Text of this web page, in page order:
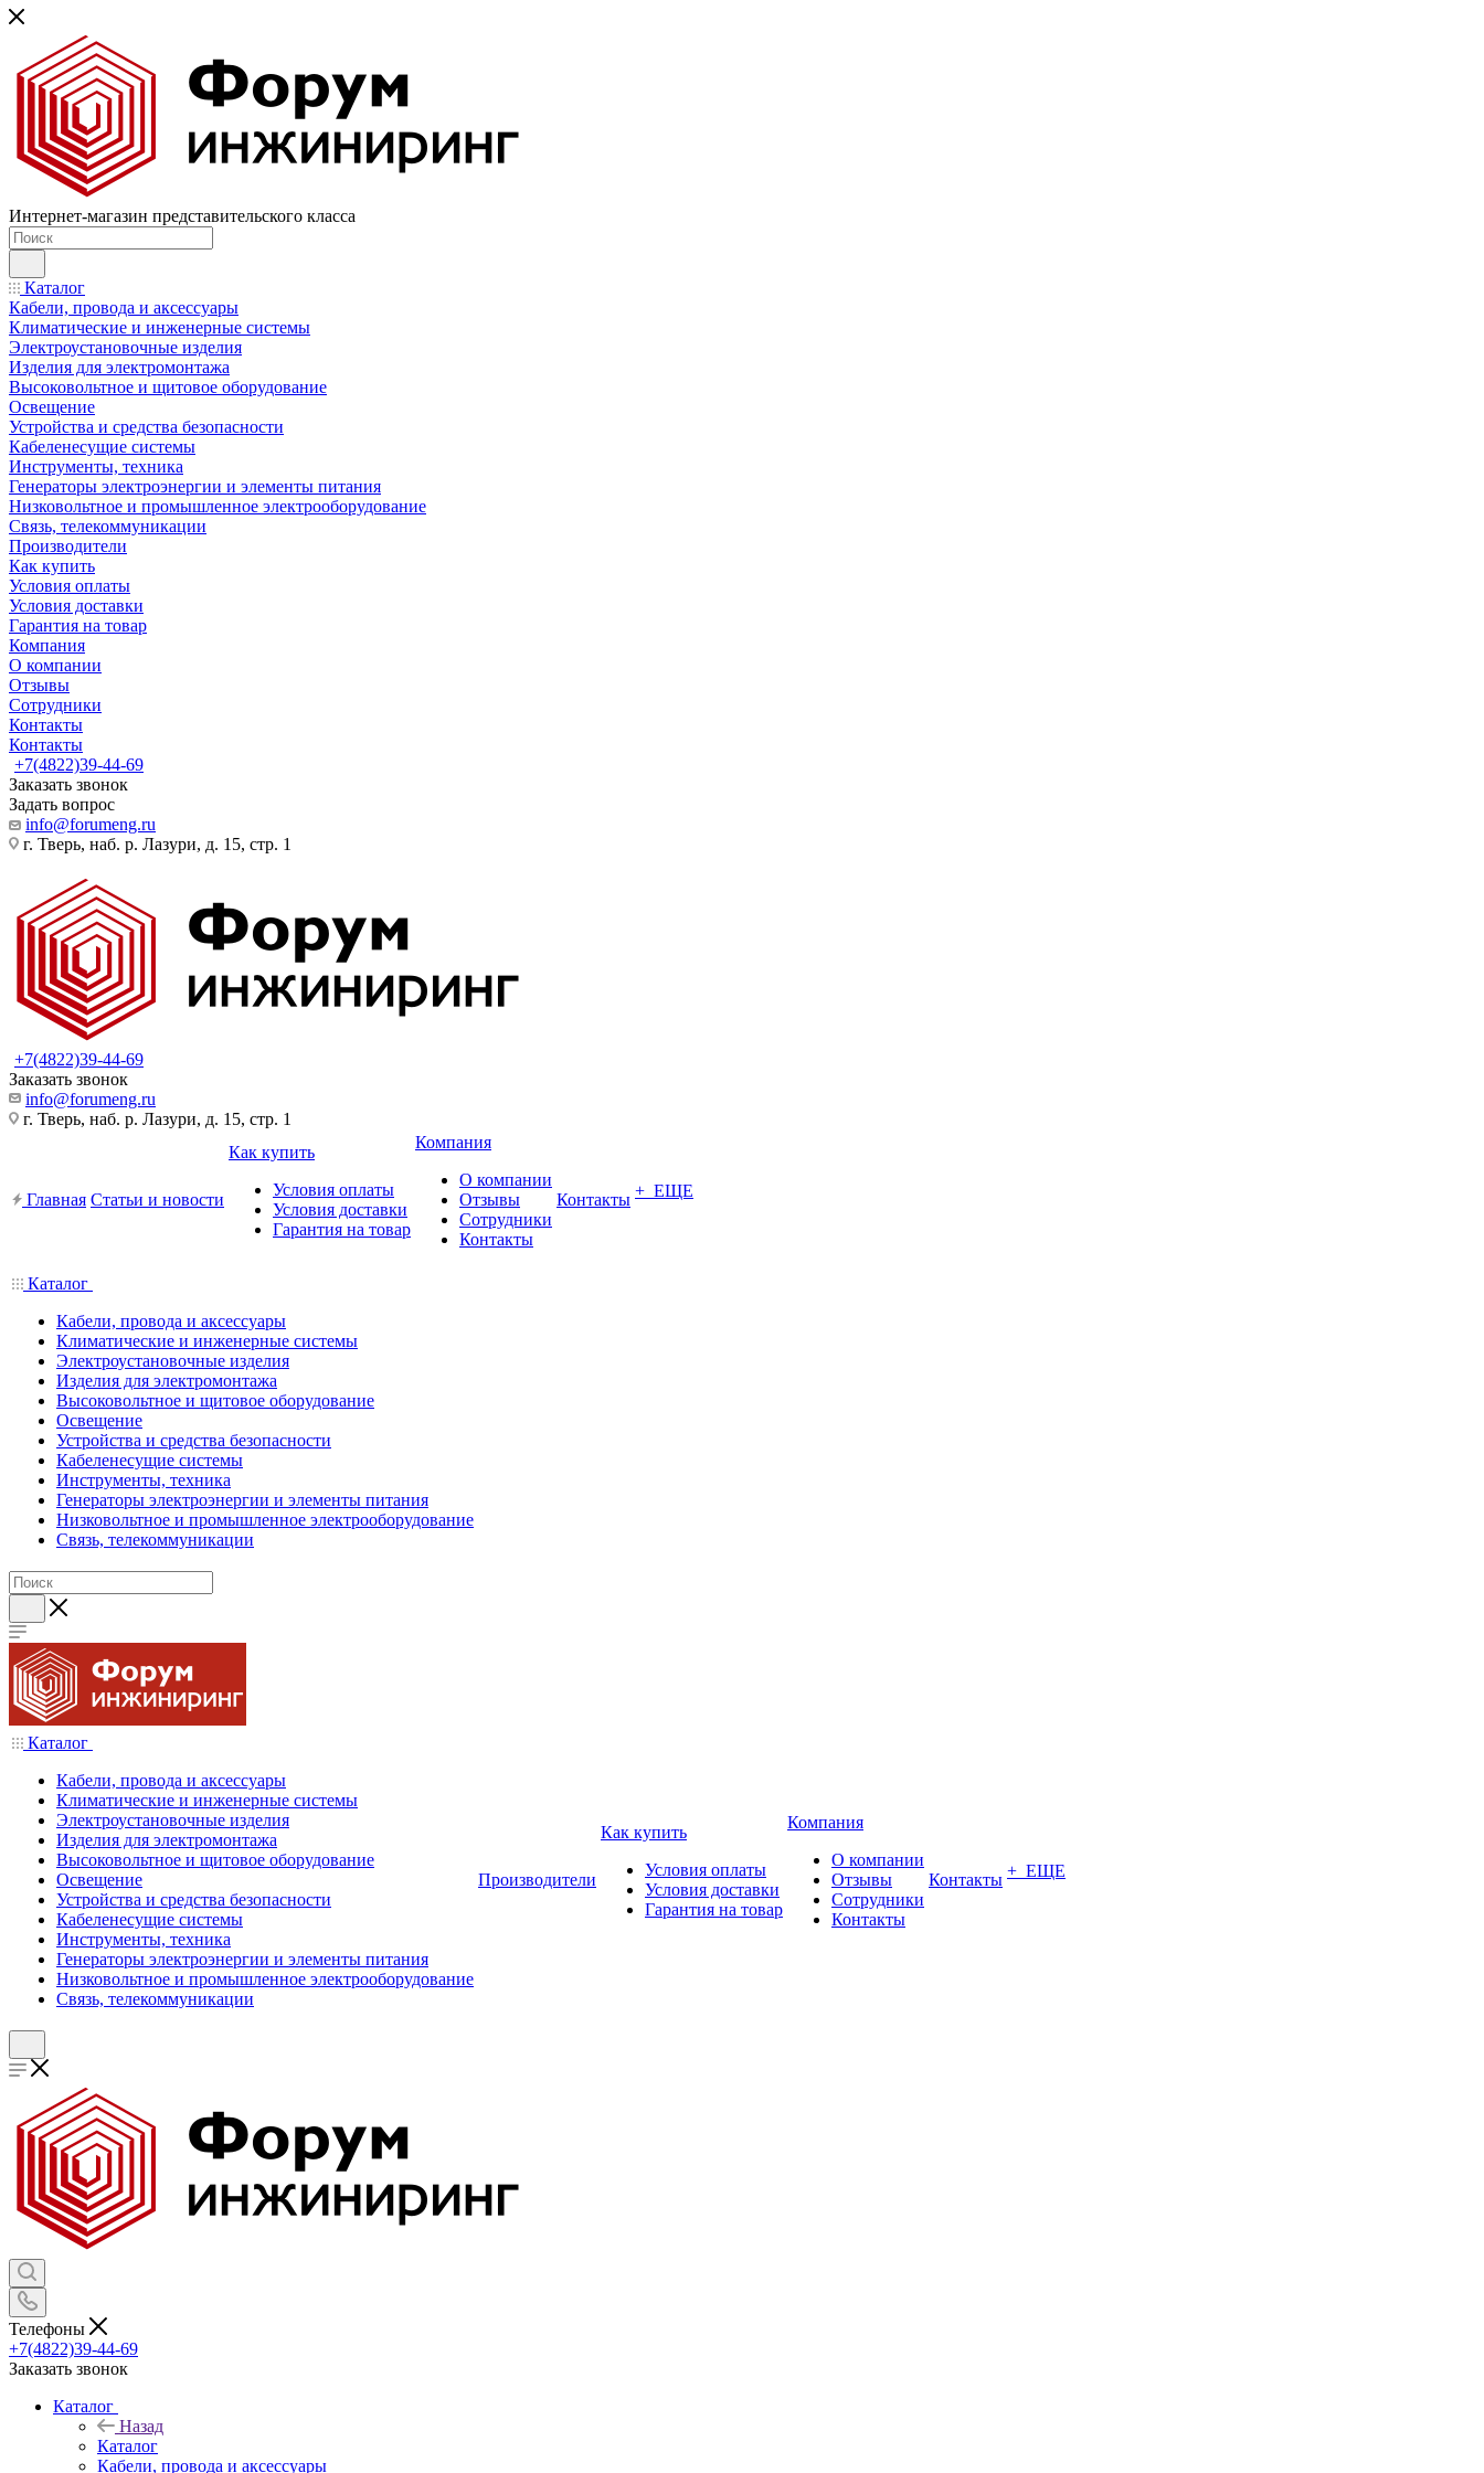
Интернет-магазин представительского класса
Каталог
Кабели, провода и аксессуары
Климатические и инженерные системы
Электроустановочные изделия
Изделия для электромонтажа
Высоковольтное и щитовое оборудование
Освещение
Устройства и средства безопасности
Кабеленесущие системы
Инструменты, техника
Генераторы электроэнергии и элементы питания
Низковольтное и промышленное электрооборудование
Связь, телекоммуникации
Производители
Как купить
Условия оплаты
Условия доставки
Гарантия на товар
Компания
О компании
Отзывы
Сотрудники
Контакты
Контакты
+7(4822)39-44-69
Заказать звонок
Задать вопрос
info@forumeng.ru
г. Тверь, наб. р. Лазури, д. 15, стр. 1
+7(4822)39-44-69
Заказать звонок
info@forumeng.ru
г. Тверь, наб. р. Лазури, д. 15, стр. 1
Главная Статьи и новости
Как купить
Условия оплаты
Условия доставки
Гарантия на товар
Компания
О компании
Отзывы
Сотрудники
Контакты
Контакты + ЕЩЕ
Каталог
Кабели, провода и аксессуары
Климатические и инженерные системы
Электроустановочные изделия
Изделия для электромонтажа
Высоковольтное и щитовое оборудование
Освещение
Устройства и средства безопасности
Кабеленесущие системы
Инструменты, техника
Генераторы электроэнергии и элементы питания
Низковольтное и промышленное электрооборудование
Связь, телекоммуникации
Каталог
Кабели, провода и аксессуары
Климатические и инженерные системы
Электроустановочные изделия
Изделия для электромонтажа
Высоковольтное и щитовое оборудование
Освещение
Устройства и средства безопасности
Кабеленесущие системы
Инструменты, техника
Генераторы электроэнергии и элементы питания
Низковольтное и промышленное электрооборудование
Связь, телекоммуникации
Производители
Как купить
Условия оплаты
Условия доставки
Гарантия на товар
Компания
О компании
Отзывы
Сотрудники
Контакты
Контакты + ЕЩЕ
Телефоны
+7(4822)39-44-69
Заказать звонок
Каталог
Назад
Каталог
Кабели, провода и аксессуары